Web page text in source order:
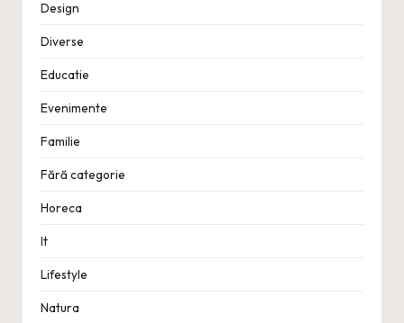
Design
Diverse
Educatie
Evenimente
Familie
Fără categorie
Horeca
It
Lifestyle
Natura